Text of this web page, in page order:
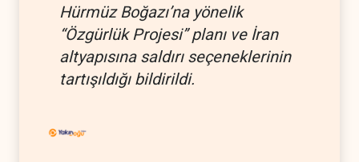
Hürmüz Boğazı’na yönelik
“Özgürlük Projesi” planı ve İran
altyapısına saldırı seçeneklerinin
tartışıldığı bildirildi.